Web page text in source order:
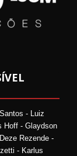
- Luiz
Hoff - Glaydson
Rezende -
- Karlus